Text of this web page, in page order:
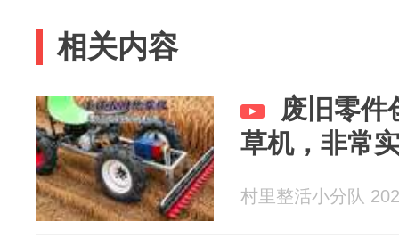
相关内容
废旧零件
草机，非常
村里整活小分队